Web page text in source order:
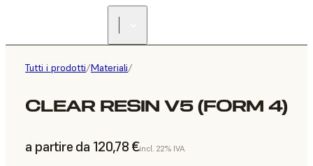
Tutti i prodotti/Materiali/
CLEAR RESIN V5 (FORM 4)
a partire da 120,78 €incl. 22% IVA